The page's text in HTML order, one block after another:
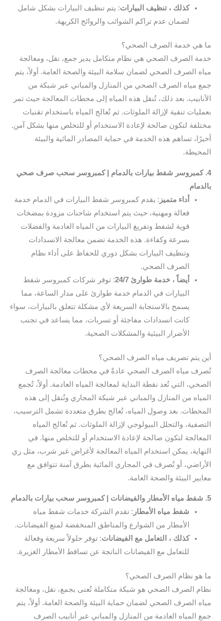
كذلك ، تنظيف البيارات: يتم تنظيف البيارات بشكل شامل
لضمان عدم تراكم الشوائب والروائح الكريهة.
ما هي خدمة الصرف الصحي؟
خدمة الصرف الصحي هي نظام متكامل يدير جمع، نقل، ومعالجة
مياه الصرف الصحي لضمان سلامة البيئة والصحة العامة. أولاً، يتم
جمع مياه الصرف الصحي من المنازل والمباني عبر شبكة من
الأنابيب. بعد ذلك، تُنقل هذه المياه إلى محطات المعالجة حيث تمر
بعمليات تنقية لإزالة الملوثات. ثم تُعالج المياه باستخدام تقنيات
مختلفة لتكون صالحة لإعادة الاستخدام أو للتخلص منها بشكل آمن.
أخيرًا، تساهم هذه الخدمة في حماية المصادر المائية والبيئة
المحيطة.
4. كمبروسر شفط بيارات بالدمام | كمبروسر سحب صرف صحي
بالدمام
أداء متميز : يقدم كمبروسر شفط البيارات في الدمام خدمة
فعالة ومهنية، حيث يتم استخدام شاحنات مزودة بمضخات
قوية لشفط وتفريغ البيارات من المياه العادمة والفضلات
بسرعة وكفاءة. هذه الخدمة تضمن معالجة الانسدادات
وتنظيف البيارات بشكل دوري للحفاظ على أداء نظام
الصرف الصحي.
أيضاً ، خدمة طوارئ 24/7
: توفر شركات كمبروسر شفط
البيارات في الدمام خدمة طوارئ على مدار الساعة، مما
يسمح بالاستجابة السريعة لأي مشكلة تتعلق بالبيارات، سواء
كانت انسدادات مفاجئة أو تسربات، مما يساعد في تجنب
الأضرار البيئية والمشكلات الصحية.
أين يتم تصريف مياه الصرف الصحي؟
تُصرف مياه الصرف الصحي عادةً في محطات معالجة الصرف
الصحي، التي تُعد نقطة البداية لمعالجة المياه العادمة. أولاً، تُجمع
المياه من المنازل والمباني عبر شبكة المجاري وتُنقل إلى هذه
المحطات. بعد وصول المياه، تُعالج بطرق متعددة تشمل الترسيب،
التصفية، والتحلل البيولوجي لإزالة الملوثات. ثم تُعالج المياه
المعالجة لتكون صالحة لإعادة الاستخدام أو للتخلص منها. في
النهاية، يمكن استخدام المياه المعالجة لأغراض غير شرب، مثل ري
الأراضي، أو تُصرف في المجاري المائية بطرق آمنة تتوافق مع
معايير البيئة والصحة العامة.
5. شفط مياه الأمطار والفيضانات | كمبروسر سحب بيارات بالدمام
شفط مياه الأمطار : تقدم الشركة خدمات شفط مياه
الأمطار من الشوارع والمناطق المنخفضة لمنع الفيضانات.
كذلك ، التعامل مع الفيضانات: توفر حلولاً سريعة وفعالة
للتعامل مع الفيضانات الناتجة عن تساقط الأمطار الغزيرة.
ما هو نظام الصرف الصحي؟
نظام الصرف الصحي هو شبكة متكاملة تُعنى بجمع، نقل، ومعالجة
مياه الصرف الصحي لضمان حماية البيئة والصحة العامة. أولاً، يتم
جمع المياه العادمة من المنازل والمباني عبر أنابيب الصرف